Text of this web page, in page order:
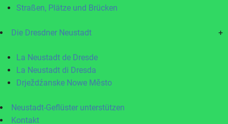
Straßen, Plätze und Brücken
Die Dresdner Neustadt +
La Neustadt de Dresde
La Neustadt di Dresda
Drježdźanske Nowe Město
Neustadt-Geflüster unterstützen
Kontakt